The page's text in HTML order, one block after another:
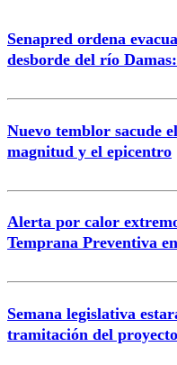
Correo
Senapred ordena
desborde del río
Nuevo temblor sacude
magnitud y el epicentro
Alerta por calor
Temprana Preventiva
Semana legislativa
tramitación del